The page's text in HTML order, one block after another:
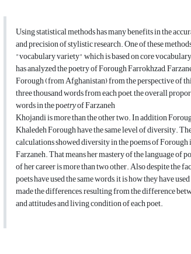
Using statistical methods has many benefits in the
and precision of stylistic research. One of these
"vocabulary variety" which is based on core
has analyzed the poetry of Forough Farrokhzad,
Forough (from Afghanistan) from the perspective of
three thousand words from each poet, the overall
words in the poetryof Farzaneh
Khojandi is more than the other two. In addition
Khaledeh Forough have the same level of diversity.
calculations showed diversity in the poems of Forough
Farzaneh. That means her mastery of the language of
of her career is more than two other. Also despite the
poets have used the same words, it is how they have
made the differences, resulting from the difference
and attitudes and living condition of each poet.